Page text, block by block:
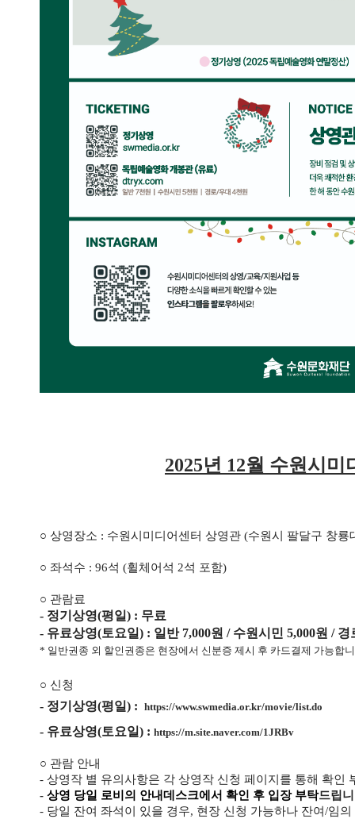
2025년 12월 수원시
○ 상영장소 : 수원시미디어센터 상영관 (수원시 팔달구 창룡
○ 좌석수 : 96석 (휠체어석 2석 포함)
○ 관람료
- 정기상영(평일) : 무료
- 유료상영(토요일) : 일반 7,000원 / 수원시민 5,000원 / 경
* 일반권종 외 할인권종은 현장에서 신분증 제시 후 카드결제 가능합
○ 신청
- 정기상영(평일) : https://www.swmedia.or.kr/movie/list.do
- 유료상영(토요일) : https://m.site.naver.com/1JRBv
○ 관람 안내
- 상영작 별 유의사항은 각 상영작 신청 페이지를 통해 확인
- 상영 당일 로비의 안내데스크에서 확인 후 입장부탁드립
- 당일 잔여 좌석이 있을 경우, 현장 신청 가능하나 잔여/임